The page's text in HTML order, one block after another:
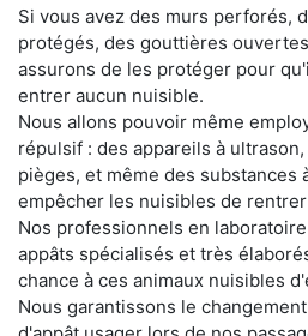
Si vous avez des murs perforés,
protégés, des gouttières
assurons de les protéger pour
entrer aucun nuisible.
Nous allons pouvoir même
répulsif : des appareils à
pièges, et même des substances
empêcher les nuisibles de
Nos professionnels en
appâts spécialisés et très
chance à ces animaux nuisibles
Nous garantissons le